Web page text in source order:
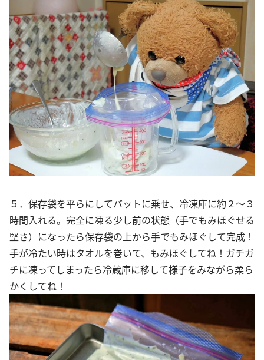
５．保存袋を平らにしてバットに乗せ、冷凍庫に約２～３
時間入れる。完全に凍る少し前の状態（手でもみほぐせる
堅さ）になったら保存袋の上から手でもみほぐして完成！
手が冷たい時はタオルを巻いて、もみほぐしてね！ガチガ
チに凍ってしまったら冷蔵庫に移して様子をみながら柔ら
かくしてね！